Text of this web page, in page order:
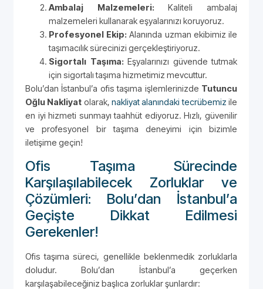
Ambalaj Malzemeleri: Kaliteli ambalaj
malzemeleri kullanarak eşyalarınızı koruyoruz.
Profesyonel Ekip: Alanında uzman ekibimiz ile
taşımacılık sürecinizi gerçekleştiriyoruz.
Sigortalı Taşıma: Eşyalarınızı güvende tutmak
için sigortalı taşıma hizmetimiz mevcuttur.
Bolu’dan İstanbul’a ofis taşıma işlemlerinizde Tutuncu
Oğlu Nakliyat olarak,nakliyat alanındaki tecrübemiz ile
en iyi hizmeti sunmayı taahhüt ediyoruz. Hızlı, güvenilir
ve profesyonel bir taşıma deneyimi için bizimle
iletişime geçin!
Ofis Taşıma Sürecinde
Karşılaşılabilecek Zorluklar ve
Çözümleri: Bolu’dan İstanbul’a
Geçişte Dikkat Edilmesi
Gerekenler!
Ofis taşıma süreci, genellikle beklenmedik zorluklarla
doludur. Bolu’dan İstanbul’a geçerken
karşılaşabileceğiniz başlıca zorluklar şunlardır: